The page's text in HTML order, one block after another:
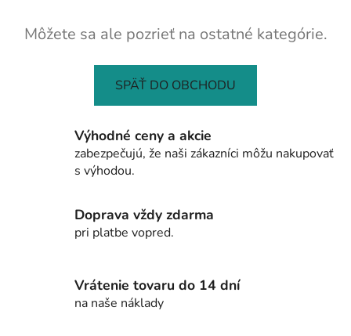
Môžete sa ale pozrieť na ostatné kategórie.
SPÄŤ DO OBCHODU
Výhodné ceny a akcie
zabezpečujú, že naši zákazníci môžu nakupovať
s výhodou.
Doprava vždy zdarma
pri platbe vopred.
Vrátenie tovaru do 14 dní
na naše náklady